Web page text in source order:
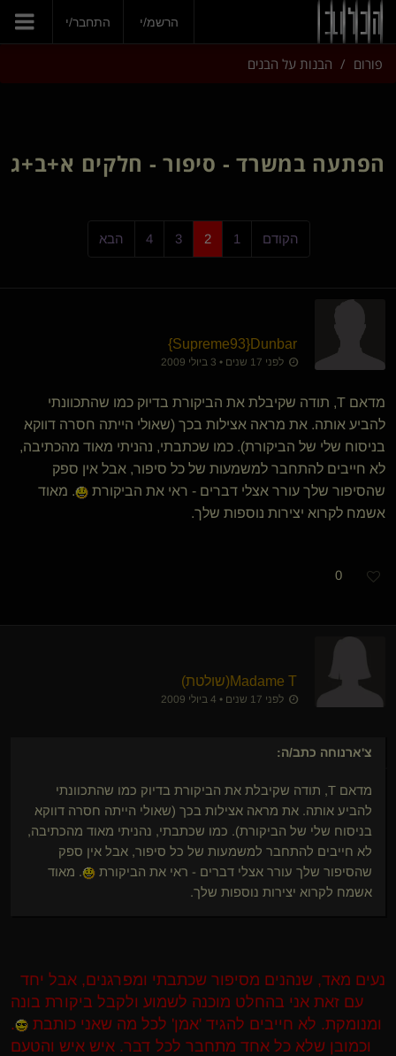
הרשמ/י התחבר/י
פורום הבנות על הבנים
הפתעה במשרד - סיפור - חלקים א+ב+ג
הקודם 1
2
3
4 הבא
Dunbar
​{
Supreme93
}
לפני 17 שנים • 3 ביולי 2009
מדאם T, תודה שקיבלת את הביקורת בדיוק כמו שהתכוונתי
להביע אותה. את מראה אצילות בכך (שאולי הייתה חסרה דווקא
בניסוח שלי של הביקורת). כמו שכתבתי, נהניתי מאוד מהכתיבה,
לא חייבים להתחבר למשמעות של כל סיפור, אבל אין ספק
שהסיפור שלך עורר אצלי דברים - ראי את הביקורת
. מאוד
אשמח לקרוא יצירות נוספות שלך.
0
Madame T​(שולטת)
לפני 17 שנים • 4 ביולי 2009
צ'ארנוחה כתב/ה:
מדאם T, תודה שקיבלת את הביקורת בדיוק כמו שהתכוונתי
להביע אותה. את מראה אצילות בכך (שאולי הייתה חסרה דווקא
בניסוח שלי של הביקורת). כמו שכתבתי, נהניתי מאוד מהכתיבה,
לא חייבים להתחבר למשמעות של כל סיפור, אבל אין ספק
שהסיפור שלך עורר אצלי דברים - ראי את הביקורת
. מאוד
אשמח לקרוא יצירות נוספות שלך.
נעים מאד, שנהנים מסיפור שכתבתי ומפרגנים, אבל יחד
עם זאת אני בהחלט מוכנה לשמוע ולקבל ביקורת בונה
ומנומקת. לא חייבים להגיד 'אמן' לכל מה שאני כותבת
.
וכמובן שלא כל אחד מתחבר לכל דבר. איש איש והטעם